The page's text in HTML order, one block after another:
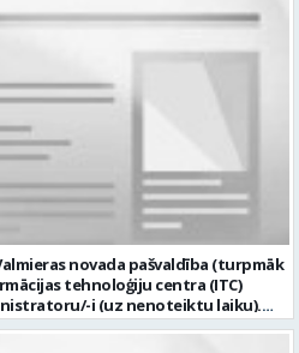
novada pašvaldība (turpmāk
tehnoloģiju centra (ITC)
i (uz nenoteiktu laiku).
apvienību teritorijās Ja Tev ir